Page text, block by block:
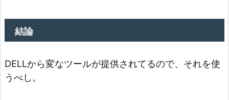
結論
DELLから変なツールが提供されてるので、それを使
うべし。